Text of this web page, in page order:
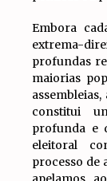
Embora
extrema-
profundas
maiorias
constitui
profunda e
eleitoral
processo de